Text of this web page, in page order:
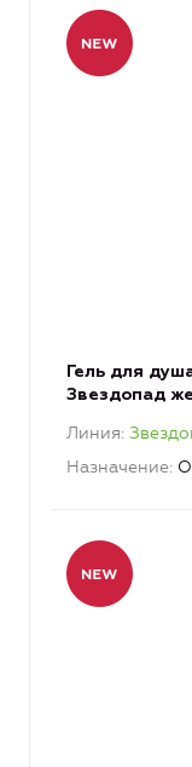
Гель для
Звездопад
Линия
Назначение